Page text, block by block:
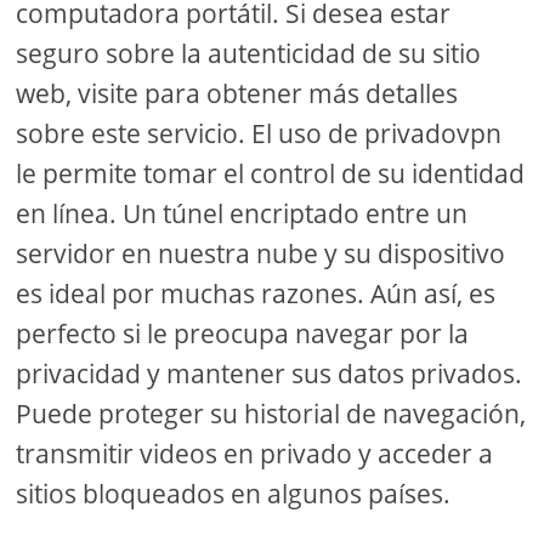
computadora portátil. Si desea estar
seguro sobre la autenticidad de su sitio
web, visite para obtener más detalles
sobre este servicio. El uso de privadovpn
le permite tomar el control de su identidad
en línea. Un túnel encriptado entre un
servidor en nuestra nube y su dispositivo
es ideal por muchas razones. Aún así, es
perfecto si le preocupa navegar por la
privacidad y mantener sus datos privados.
Puede proteger su historial de navegación,
transmitir videos en privado y acceder a
sitios bloqueados en algunos países.